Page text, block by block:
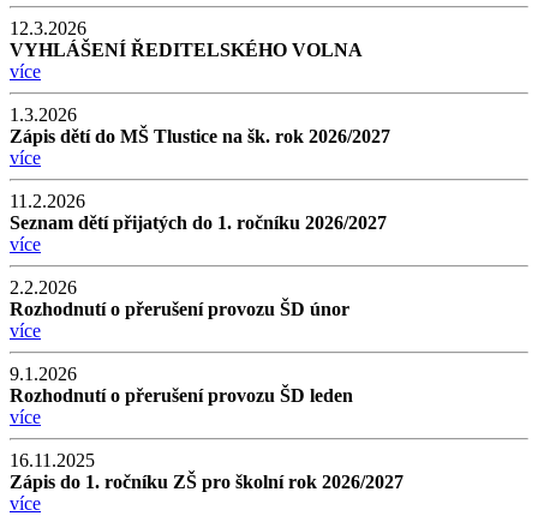
12.3.2026
VYHLÁŠENÍ ŘEDITELSKÉHO VOLNA
více
1.3.2026
Zápis dětí do MŠ Tlustice na šk. rok 2026/2027
více
11.2.2026
Seznam dětí přijatých do 1. ročníku 2026/2027
více
2.2.2026
Rozhodnutí o přerušení provozu ŠD únor
více
9.1.2026
Rozhodnutí o přerušení provozu ŠD leden
více
16.11.2025
Zápis do 1. ročníku ZŠ pro školní rok 2026/2027
více